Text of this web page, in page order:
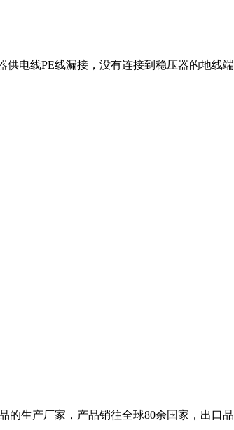
电线PE线漏接，没有连接到稳压器的地线
的生产厂家，产品销往全球80余国家，出口